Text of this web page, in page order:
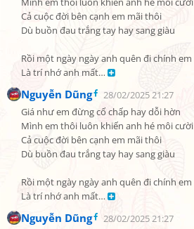
Mình em thôi luôn khiến anh hé môi cười
Cả cuộc đời bên cạnh em mãi thôi
Dù buồn đau trắng tay hay sang giàu
Rồi một ngày ngày anh quên đi chính em
Là trí nhớ anh mất…
Nguyễn Dũng
28/02/2025 21:27
Giá như em đừng cố chấp hay dỗi hờn
Mình em thôi luôn khiến anh hé môi cười
Cả cuộc đời bên cạnh em mãi thôi
Dù buồn đau trắng tay hay sang giàu
Rồi một ngày ngày anh quên đi chính em
Là trí nhớ anh mất…
Nguyễn Dũng
28/02/2025 21:27